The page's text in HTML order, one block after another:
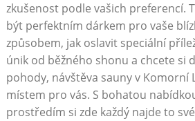
zkušenost podle vašich preferencí.
být perfektním dárkem pro vaše
způsobem, jak oslavit speciální
únik od běžného shonu a chcete si
pohody, návštěva sauny v Komorní
místem pro vás. S bohatou
prostředím si zde každý najde to